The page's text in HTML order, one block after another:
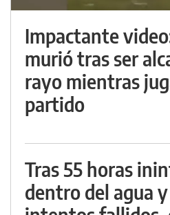
Impactante
murió tras ser
rayo mientras
partido
Tras 55 horas
dentro del agua